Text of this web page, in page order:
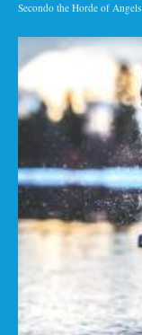
Secondo the Horde of Angels